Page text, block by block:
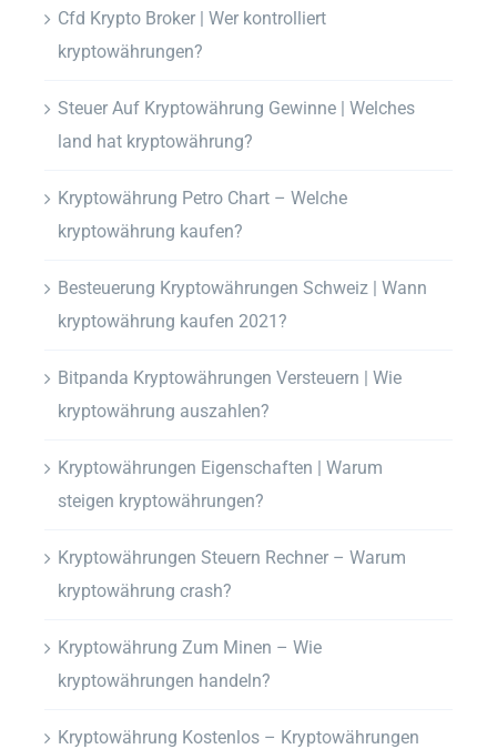
Cfd Krypto Broker | Wer kontrolliert
kryptowährungen?
Steuer Auf Kryptowährung Gewinne | Welches
land hat kryptowährung?
Kryptowährung Petro Chart – Welche
kryptowährung kaufen?
Besteuerung Kryptowährungen Schweiz | Wann
kryptowährung kaufen 2021?
Bitpanda Kryptowährungen Versteuern | Wie
kryptowährung auszahlen?
Kryptowährungen Eigenschaften | Warum
steigen kryptowährungen?
Kryptowährungen Steuern Rechner – Warum
kryptowährung crash?
Kryptowährung Zum Minen – Wie
kryptowährungen handeln?
Kryptowährung Kostenlos – Kryptowährungen